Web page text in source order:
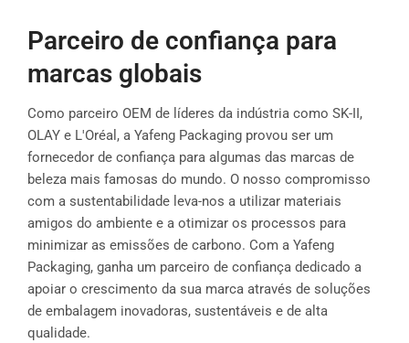
Parceiro de confiança para
marcas globais
Como parceiro OEM de líderes da indústria como SK-II,
OLAY e L'Oréal, a Yafeng Packaging provou ser um
fornecedor de confiança para algumas das marcas de
beleza mais famosas do mundo. O nosso compromisso
com a sustentabilidade leva-nos a utilizar materiais
amigos do ambiente e a otimizar os processos para
minimizar as emissões de carbono. Com a Yafeng
Packaging, ganha um parceiro de confiança dedicado a
apoiar o crescimento da sua marca através de soluções
de embalagem inovadoras, sustentáveis e de alta
qualidade.